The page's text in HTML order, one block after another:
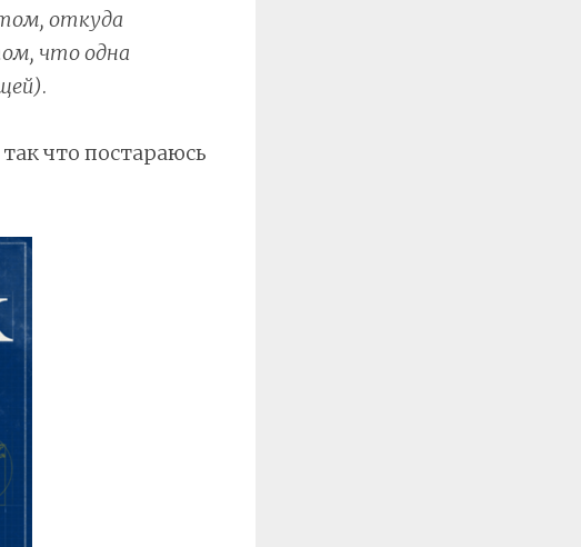
откуда
что одна
.
что постараюсь